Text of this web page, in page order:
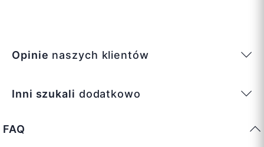
Opinie naszych klientów
Inni szukali dodatkowo
FAQ